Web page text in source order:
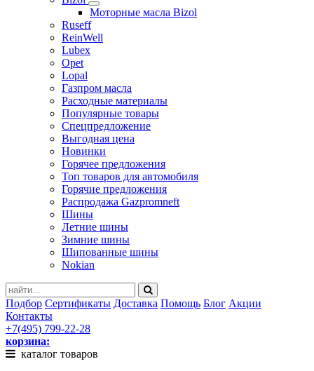
Моторные масла Bizol
Ruseff
ReinWell
Lubex
Opet
Lopal
Газпром масла
Расходные материалы
Популярные товары
Спецпредложение
Выгодная цена
Новинки
Горячее предложения
Топ товаров для автомобиля
Горячие предложения
Распродажа Gazpromneft
Шины
Летние шины
Зимние шины
Шипованные шины
Nokian
Подбор Сертификаты Доставка Помощь Блог Акции
Контакты
+7(495) 799-22-28
корзина:
каталог товаров